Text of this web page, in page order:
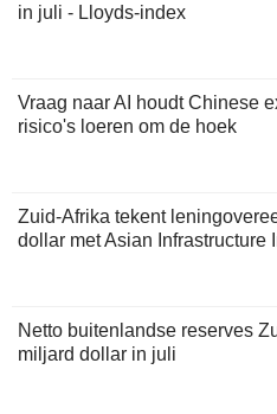
in juli - Lloyds-index
Vraag naar AI houdt Chinese
risico's loeren om de hoek
Zuid-Afrika tekent
dollar met Asian Infrastructure
Netto buitenlandse reserves
miljard dollar in juli